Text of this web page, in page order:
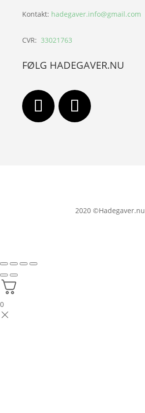
Kontakt: hadegaver.info@gmail.com
CVR: 33021763
FØLG HADEGAVER.NU
2020 ©Hadegaver.nu
0